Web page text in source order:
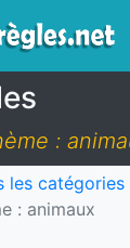
:
les
: animaux